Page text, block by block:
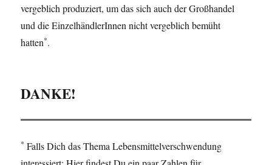
vergeblich produziert, um das sich auch der Großhandel
und die EinzelhändlerInnen nicht vergeblich bemüht
hatten*.
DANKE!
* Falls Dich das Thema Lebensmittelverschwendung